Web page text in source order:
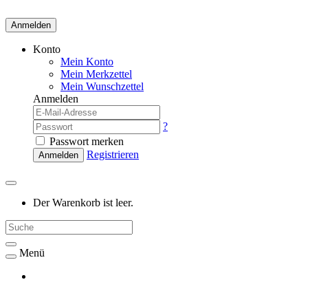
Anmelden
Konto
Mein Konto
Mein Merkzettel
Mein Wunschzettel
Anmelden
?
Passwort merken
Anmelden Registrieren
Der Warenkorb ist leer.
Menü